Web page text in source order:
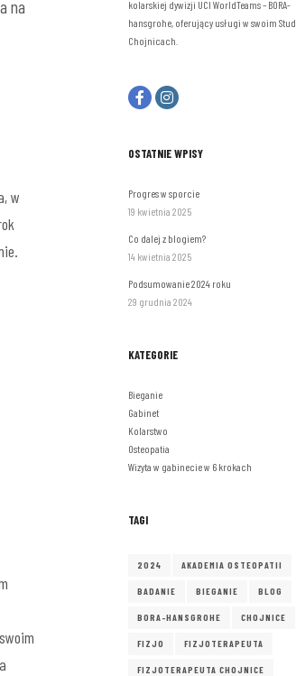
na
w
kolarskiej dywizji UCI WorldTeams – BORA-
hansgrohe, oferujący usługi w swoim
Chojnicach.
OSTATNIE WPISY
Progres w sporcie
19 kwietnia 2025
Co dalej z blogiem?
14 kwietnia 2025
Podsumowanie 2024 roku
29 grudnia 2024
KATEGORIE
Bieganie
Gabinet
Kolarstwo
Osteopatia
Wizyta w gabinecie w 6 krokach
TAGI
2024 AKADEMIA OSTEOPATII
BADANIE BIEGANIE BLOG
BORA-HANSGROHE CHOJNICE
FIZJO FIZJOTERAPEUTA
FIZJOTERAPEUTA CHOJNICE